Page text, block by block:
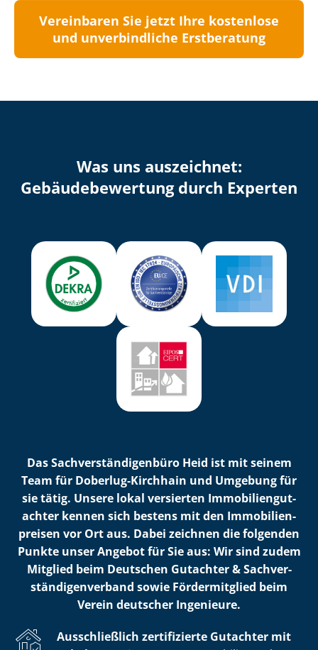
Vereinbaren Sie jetzt Ihre kostenlose
und unverbindliche Erstberatung
Was uns auszeichnet:
Ge­bäu­de­be­wer­tung durch Experten
Das Sach­ver­stän­di­gen­bü­ro Heid ist mit seinem
Team für Doberlug-Kirchhain und Umgebung für
sie tätig. Unsere lokal versierten Im­mo­bi­li­en­gut­
ach­ter kennen sich bestens mit den Im­mo­bi­li­en­
prei­sen vor Ort aus. Dabei zeichnen die folgenden
Punkte unser Angebot für Sie aus: Wir sind zudem
Mitglied beim Deutschen Gutachter & Sach­ver­
stän­di­gen­ver­band sowie Fördermitglied beim
Verein deutscher Ingenieure.
Ausschließlich zertifizierte Gutachter mit